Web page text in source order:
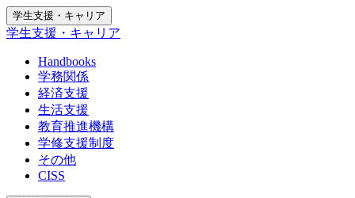
学生支援・キャリア
学生支援・キャリア
Handbooks
学務関係
経済支援
生活支援
教育推進機構
学修支援制度
その他
CISS